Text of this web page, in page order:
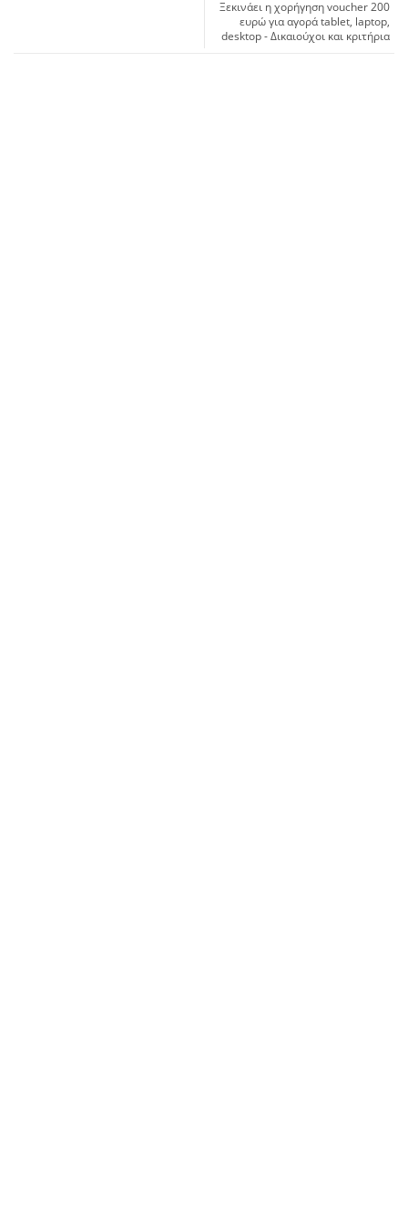
Ξεκινάει η χορήγηση voucher 200
ευρώ για αγορά tablet, laptop,
desktop - Δικαιούχοι και κριτήρια